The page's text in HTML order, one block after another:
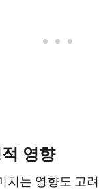
영향
치는 영향도 고